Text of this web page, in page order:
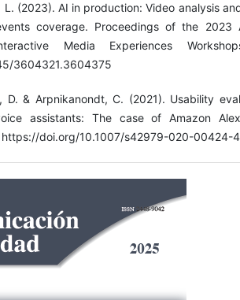
L. (2023). AI in production: Video analysis
coverage. Proceedings of the 2023
Media Experiences
3604321.3604375
D. & Arpnikanondt, C. (2021). Usability
assistants: The case of Amazon
https://doi.org/10.1007/s42979-020-00424-4